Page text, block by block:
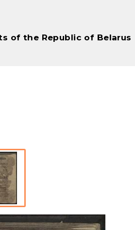
of the Republic of Belarus